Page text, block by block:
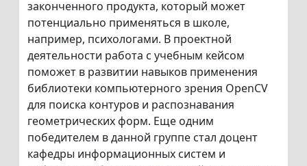
законченного продукта, который может
потенциально применяться в школе,
например, психологами. В проектной
деятельности работа с учебным кейсом
поможет в развитии навыков применения
библиотеки компьютерного зрения OpenCV
для поиска контуров и распознавания
геометрических форм. Еще одним
победителем в данной группе стал доцент
кафедры информационных систем и